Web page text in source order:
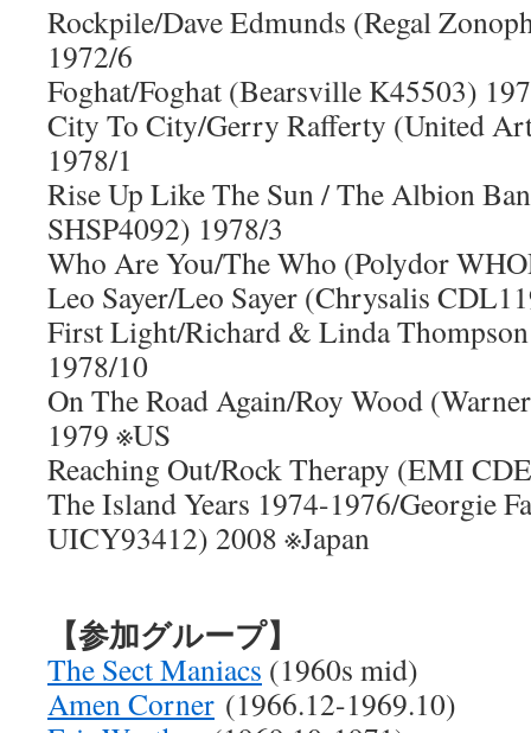
Rockpile/Dave Edmunds (Regal
1972/6
Foghat/Foghat (Bearsville K45503)
City To City/Gerry Rafferty (United
1978/1
Rise Up Like The Sun / The Albion
SHSP4092) 1978/3
Who Are You/The Who (Polydor
Leo Sayer/Leo Sayer (Chrysalis
First Light/Richard & Linda
1978/10
On The Road Again/Roy Wood
1979 ※US
Reaching Out/Rock Therapy (EMI
The Island Years 1974-1976/Georgie
UICY93412) 2008 ※Japan
【参加グループ】
The Sect Maniacs (1960s mid)
Amen Corner (1966.12-1969.10)